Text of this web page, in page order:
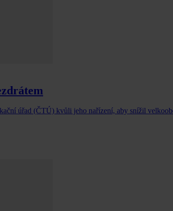
úřad (ČTÚ) kvůli jeho nařízení, aby snížil